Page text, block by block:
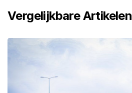
Vergelijkbare Artikelen